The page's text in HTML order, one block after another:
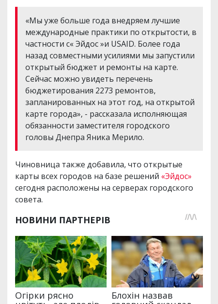
«Мы уже больше года внедряем лучшие
международные практики по открытости, в
частности с« Эйдос »и USAID. Более года
назад совместными усилиями мы запустили
открытый бюджет и ремонты на карте.
Сейчас можно увидеть перечень
бюджетирования 2273 ремонтов,
запланированных на этот год, на открытой
карте города», - рассказала исполняющая
обязанности заместителя городского
головы Днепра Яника Мерило.
Чиновница также добавила, что открытые
карты всех городов на базе решений «Эйдос»
сегодня расположены на серверах городского
совета.